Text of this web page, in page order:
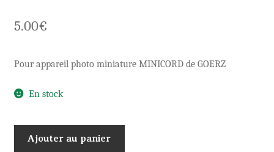
5.00€
Pour appareil photo miniature MINICORD de GOERZ
En stock
Ajouter au panier